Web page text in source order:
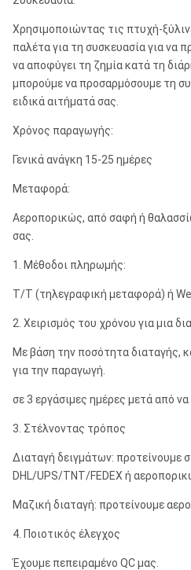
M80/M85
10» Numa100
Numa120
Σημειώσεις: Οποιοδήποτε
Χρησιμοποιώντας τις πτυχή-
παλέτα για τη συσκευασία για να
να αποφύγει τη ζημία κατά τη
μπορούμε να προσαρμόσουμε τη
ειδικά αιτήματά σας.
Χρόνος παραγωγής:
Γενικά ανάγκη 15-25 ημέρες
Μεταφορά:
Αεροπορικώς, από σαφή ή
σας.
1. Μέθοδοι πληρωμής:
T/T (τηλεγραφική μεταφορά) ή
2. Χειρισμός του χρόνου για μια
Με βάση την ποσότητα διαταγής,
για την παραγωγή.
σε 3 εργάσιμες ημέρες μετά από
3. Στέλνοντας τρόπος
Διαταγή δειγμάτων:
DHL/UPS/TNT/FEDEX ή
Μαζική διαταγή: προτείνουμε
4. Ποιοτικός έλεγχος
Έχουμε πεπειραμένο QC μας.